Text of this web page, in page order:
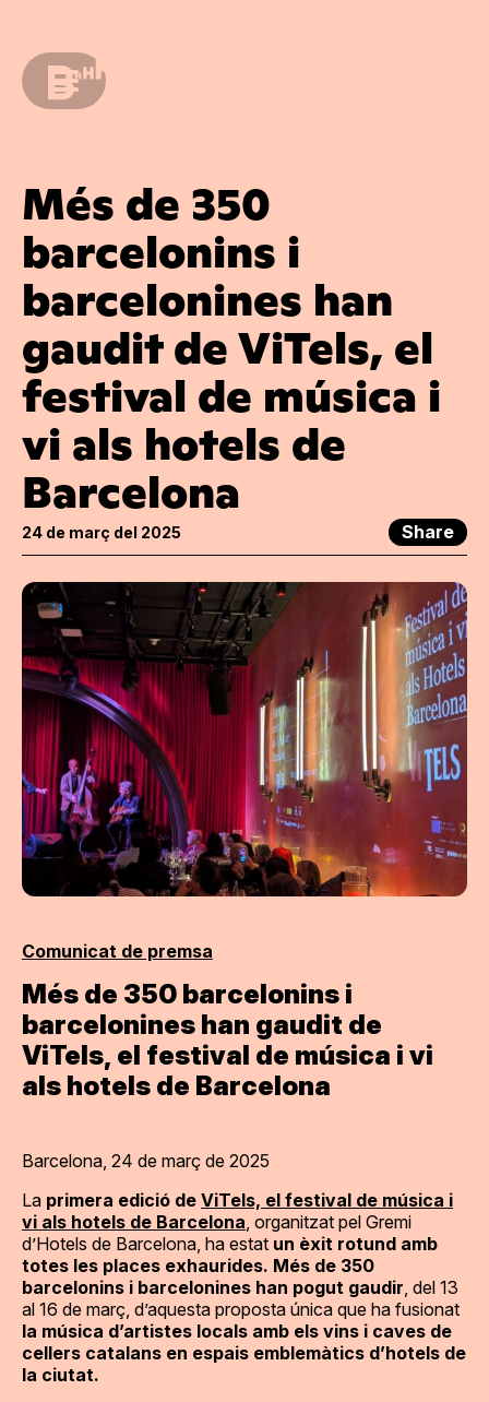
Més de 350
barcelonins i
barcelonines han
gaudit de ViTels, el
festival de música i
vi als hotels de
Barcelona
24 de març del 2025 Share
Comunicat de premsa
Més de 350 barcelonins i
barcelonines han gaudit de
ViTels, el festival de música i vi
als hotels de Barcelona
Barcelona, 24 de març de 2025
La primera edició de ViTels, el festival de música i
vi als hotels de Barcelona, organitzat pel Gremi
d’Hotels de Barcelona, ha estat un èxit rotund amb
totes les places exhaurides. Més de 350
barcelonins i barcelonines han pogut gaudir, del 13
al 16 de març, d’aquesta proposta única que ha fusionat
la música d’artistes locals amb els vins i caves de
cellers catalans en espais emblemàtics d’hotels de
la ciutat.